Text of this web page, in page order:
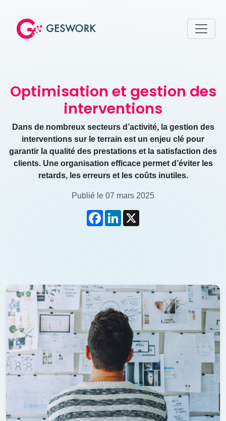
Optimisation et gestion des
interventions
Dans de nombreux secteurs d’activité, la gestion des
interventions sur le terrain est un enjeu clé pour
garantir la qualité des prestations et la satisfaction des
clients. Une organisation efficace permet d’éviter les
retards, les erreurs et les coûts inutiles.
Publié le 07 mars 2025
FacebookLinkedIn